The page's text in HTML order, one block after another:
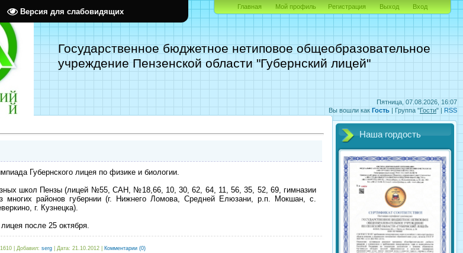
Версия для слабовидящих
Пятница, 07.08.2026, 16:07
Вы вошли как Гость | Группа "Гости" | RSS
Государственное бюджетное нетиповое общеобразовательное
учреждение Пензенской области "Губернский лицей"
Главная Мой профиль Регистрация Выход Вход
Губернского лицея по физике и биологии.
школ Пензы (лицей №55, САН, №18,66, 10, 30, 62, 64, 11, 56, 35, 52, 69, гимназии
районов губернии (г. Нижнего Ломова, Средней Елюзани, р.п. Мокшан, с.
г. Кузнецка).
после 25 октября.
1610 Добавил: serg Дата: 21.10.2012 Комментарии (0)
Наша гордость